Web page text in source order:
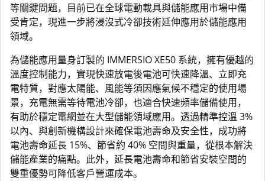
等關鍵問題，目前已在全球電動載具與儲能應用市場中備
受肯定，現進一步將浸沒式冷卻技術延伸應用於儲能應用
領域。
為儲能應用量身訂製的 IMMERSIO XE50 系統，擁有優越的
溫度控制能力，實現快速放電後電池可快速降溫、立即充
電特質，對應太陽能、風能等須因應氣候不穩定的使用場
景，充電無需等待電池冷卻，也適合快速頻率儲備使用，
有助於穩定電網並在大型儲能領域應用。透過精準控溫 3%
以內、與創新機構設計來確保電池壽命及安全性，成功將
電池壽命延長 15%、節省約 40% 空間與重量，從根本解決
儲能產業的痛點。此外，延長電池壽命和節省安裝空間的
雙重優勢可降低客戶營運成本。